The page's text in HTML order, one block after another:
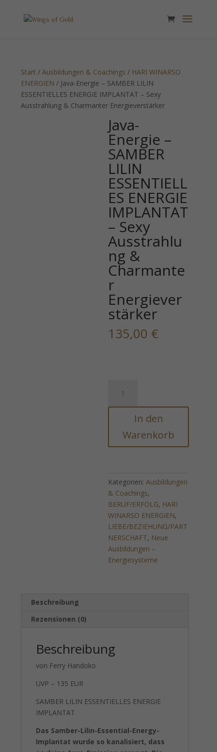
Start /Ausbildungen & Coachings / HARI WINARSO
ENERGIEN / Java-Energie – SAMBER LILIN
ESSENTIELLES ENERGIE IMPLANTAT – Sexy
Ausstrahlung & Charmanter Energieverstärker
Java-
Energie –
SAMBER
LILIN
ESSENTIELL
ES ENERGIE
IMPLANTAT
– Sexy
Ausstrahlu
ng &
Charmante
r
Energiever
stärker
135,00 €
Energie
-
SAMBER
LILIN
ESSENTIELLES
Sexy
Ausstrahlung
&
Charmanter
Energieverstärker
Menge
In den
Warenkorb
Kategorien:Ausbildungen
& Coachings,
BERUF/ERFOLG, HARI
WINARSO ENERGIEN,
LIEBE/BEZIEHUNG/PART
NERSCHAFT, Neue
Ausbildungen –
Energiesysteme
Beschreibung
Rezensionen (0)
Beschreibung
von Ferry Handoko
UVP – 135 EUR
SAMBER LILIN ESSENTIELLES ENERGIE
IMPLANTAT
Das Samber-Lilin-Essential-Energy-
Implantat wurde so kanalisiert, dass